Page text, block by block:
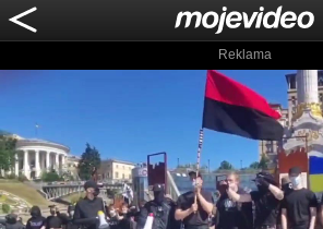
Reklama